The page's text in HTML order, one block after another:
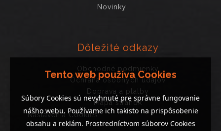
Novinky
Dôležité odkazy
Obchodné podmienky
Ochrana osobných údajov
Doprava a platby
Mapa stránok
Nastavenia Cookies
Tento web používa Cookies
Súbory Cookies sú nevyhnuté pre správne fungovanie
nášho webu. Používame ich takisto na prispôsobenie
obsahu a reklám. Prostredníctvom súborov Cookies